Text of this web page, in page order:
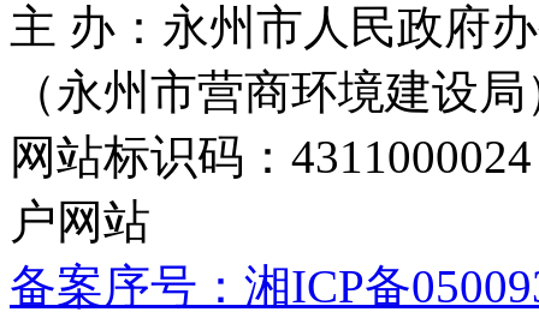
主 办：永州市人民政府
（永州市营商环境建设局
网站标识码：
户网站
备案序号：湘ICP备